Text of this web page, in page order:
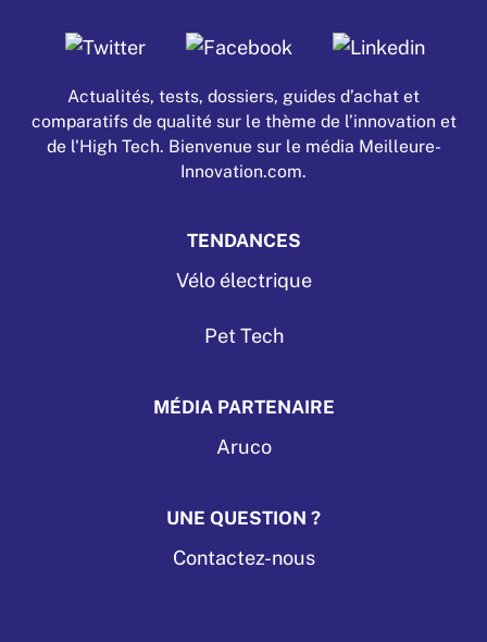
Actualités, tests, dossiers, guides d’achat et
comparatifs de qualité sur le thème de l’innovation et
de l'High Tech. Bienvenue sur le média Meilleure-
Innovation.com.
TENDANCES
Vélo électrique
Pet Tech
MÉDIA PARTENAIRE
Aruco
UNE QUESTION ?
Contactez-nous